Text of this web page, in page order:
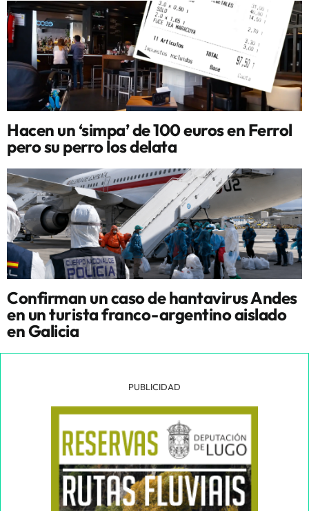
Hacen un ‘simpa’ de 100 euros en Ferrol
pero su perro los delata
Confirman un caso de hantavirus Andes
en un turista franco-argentino aislado
en Galicia
PUBLICIDAD